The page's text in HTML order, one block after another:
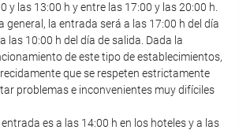
y las 13:00 h y entre las 17:00 y las 20:00 h.
general, la entrada será a las 17:00 h del día
las 10:00 h del día de salida. Dada la
de este tipo de establecimientos,
que se respeten estrictamente
problemas e inconvenientes muy difíciles
es a las 14:00 h en los hoteles y a las